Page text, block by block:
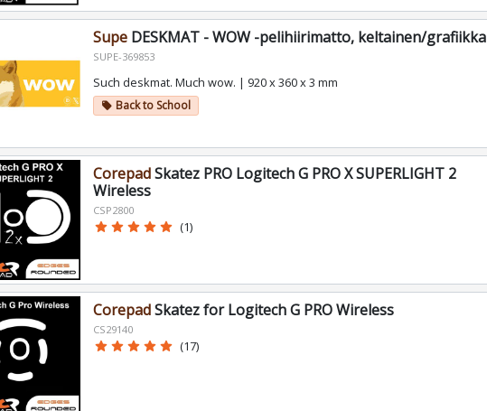
SupeDESKMAT - WOW -pelihiirimatto, keltainen/grafiikka
SUPE-369853
Such deskmat. Much wow. | 920 x 360 x 3 mm
local_offer Back to School
CorepadSkatez PRO Logitech G PRO X SUPERLIGHT 2
Wireless
CSP2800
star star star star star (1)
CorepadSkatez for Logitech G PRO Wireless
CS29140
star star star star star (17)